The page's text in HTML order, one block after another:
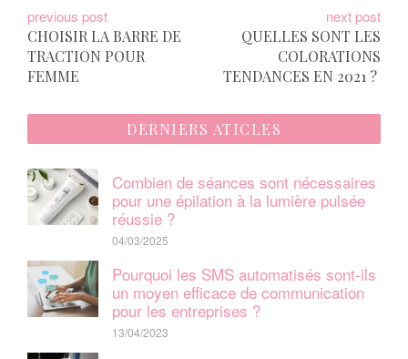
N
a
v
i
g
a
t
i
o
n
previous post
CHOISIR LA BARRE DE
TRACTION POUR
FEMME
next post
QUELLES SONT LES
COLORATIONS
TENDANCES EN 2021 ?
DERNIERS ATICLES
Combien de séances sont nécessaires
pour une épilation à la lumière pulsée
réussie ?
04/03/2025
Pourquoi les SMS automatisés sont-ils
un moyen efficace de communication
pour les entreprises ?
13/04/2023